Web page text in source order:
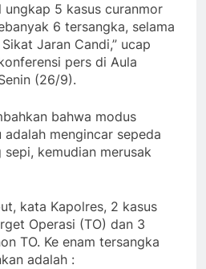
ungkap 5 kasus curanmor
6 tersangka, selama
Jaran Candi,” ucap
pers di Aula
(26/9).
bahwa modus
mengincar sepeda
kemudian merusak
kata Kapolres, 2 kasus
Operasi (TO) dan 3
TO. Ke enam tersangka
adalah :